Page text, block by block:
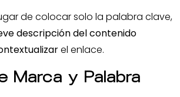
de colocar solo la palabra clave,
descripción del contenido
el enlace.
Marca y Palabra